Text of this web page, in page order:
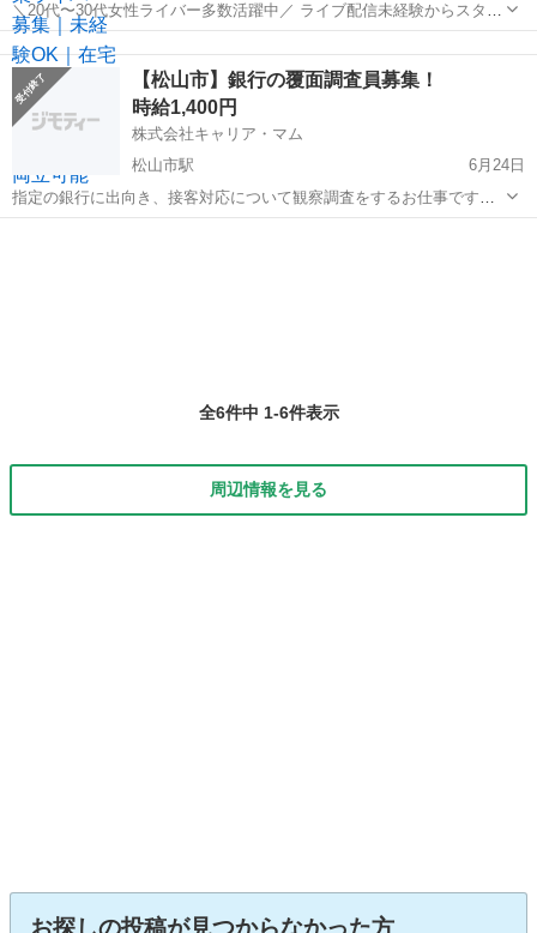
＼20代〜30代女性ライバー多数活躍中／ ライブ配信未経験からスター
トした方がほとんど！ SNSやコミュニケーションが好きな方であれば
経験は問いません。 【所属特典】 ・専属マネージャーによるサポート
・未経験向け...
愛媛 松山市
【松山市】銀行の覆面調査員募集！
時給1,400円
株式会社キャリア・マム
松山市駅
6月24日
指定の銀行に出向き、接客対応について観察調査をするお仕事です。
調査前に研修を行いますので、はじめての方でも安心です！ ■調査期
全6件中 1-6件表示
周辺情報を見る
お探しの投稿が見つからなかった方